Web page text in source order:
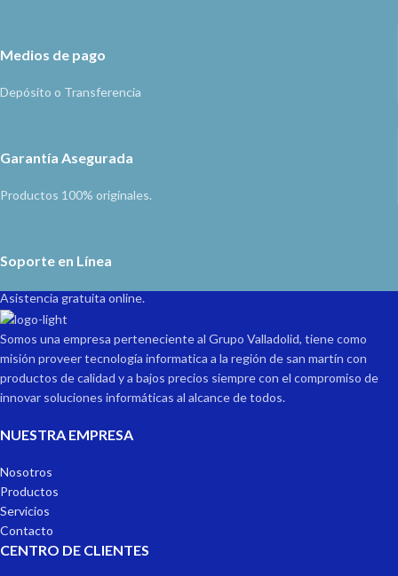
Medios de pago
Depósito o Transferencia
Garantía Asegurada
Productos 100% originales.
Soporte en Línea
Asistencia gratuita online.
Somos una empresa perteneciente al Grupo Valladolid, tiene como
misión proveer tecnología informatica a la región de san martín con
productos de calidad y a bajos precios siempre con el compromiso de
innovar soluciones informáticas al alcance de todos.
NUESTRA EMPRESA
Nosotros
Productos
Servicios
Contacto
CENTRO DE CLIENTES